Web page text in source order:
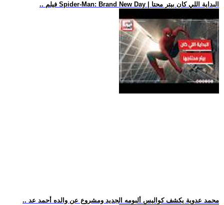
.. فيلم Spider-Man: Brand New Day | البداية اللي كان بيتر محتا
.. محمد عدوية يكشف كواليس ألبومه الجديد ومشروع عن والده أحمد عد